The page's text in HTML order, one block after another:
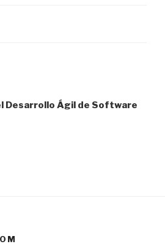
Desarrollo Ágil de Software